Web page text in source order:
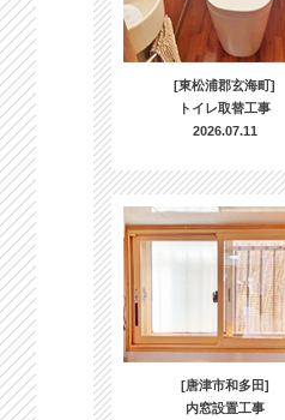
[東松浦郡玄海町]
トイレ取替工事
2026.07.11
[唐津市和多田]
内窓設置工事